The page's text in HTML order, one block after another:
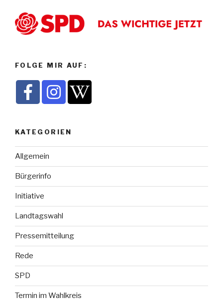
FOLGE MIR AUF:
KATEGORIEN
Allgemein
Bürgerinfo
Initiative
Landtagswahl
Pressemitteilung
Rede
SPD
Termin im Wahlkreis